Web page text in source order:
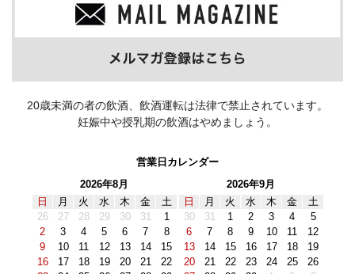
20歳未満の者の飲酒、飲酒運転は法律で禁止されています。
妊娠中や授乳期の飲酒はやめましょう。
営業日カレンダー
2026年8月
日
月 火 水 木 金
土
26
27 28 29 30 31
1
2
3 4 5 6 7
8
9
10 11 12 13 14
15
16
17 18 19 20 21
22
2026年9月
日
月 火 水 木 金
土
30
31 1 2 3 4
5
6
7 8 9 10 11
12
13
14 15 16 17 18
19
20
21 22 23 24 25
26